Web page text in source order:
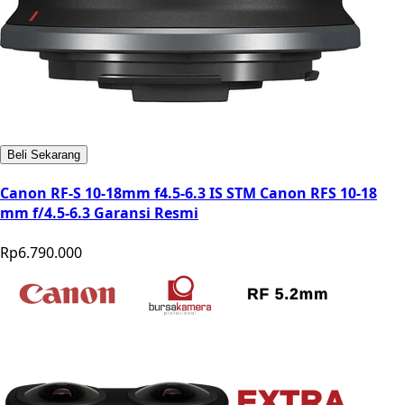
Beli Sekarang
Canon RF-S 10-18mm f4.5-6.3 IS STM Canon RFS 10-18
mm f/4.5-6.3 Garansi Resmi
Rp6.790.000